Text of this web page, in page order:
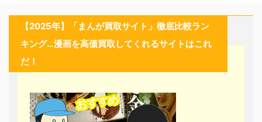
【2025年】「まんが買取サイト」徹底比較ラン
キング…漫画を高価買取してくれるサイトはこれ
だ！